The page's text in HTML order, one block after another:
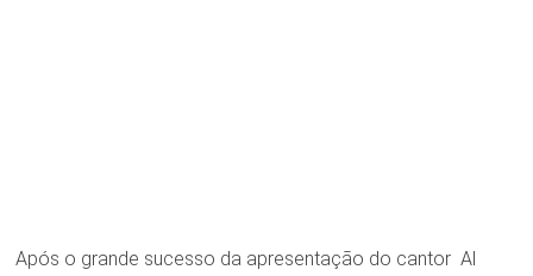
Após o grande sucesso da apresentação do cantor Al